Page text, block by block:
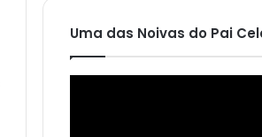
Uma das Noivas do Pai